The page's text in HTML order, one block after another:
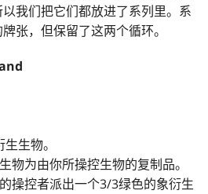
我们把它们都放进了系列里。系
张，但保留了这两个循环。
生物。
物为由你所操控生物的复制品。
操控者派出一个3/3绿色的象衍生